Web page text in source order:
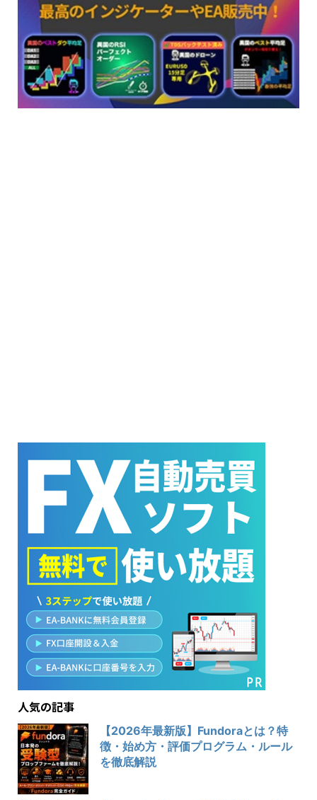
人気の記事
【2026年最新版】Fundoraとは？特
徴・始め方・評価プログラム・ルール
を徹底解説